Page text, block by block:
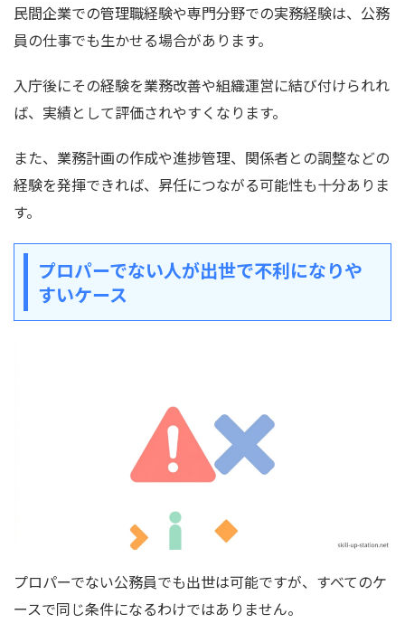
民間企業での管理職経験や専門分野での実務経験は、公務
員の仕事でも生かせる場合があります。
入庁後にその経験を業務改善や組織運営に結び付けられれ
ば、実績として評価されやすくなります。
また、業務計画の作成や進捗管理、関係者との調整などの
経験を発揮できれば、昇任につながる可能性も十分ありま
す。
プロパーでない人が出世で不利になりや
すいケース
プロパーでない公務員でも出世は可能ですが、すべてのケ
ースで同じ条件になるわけではありません。